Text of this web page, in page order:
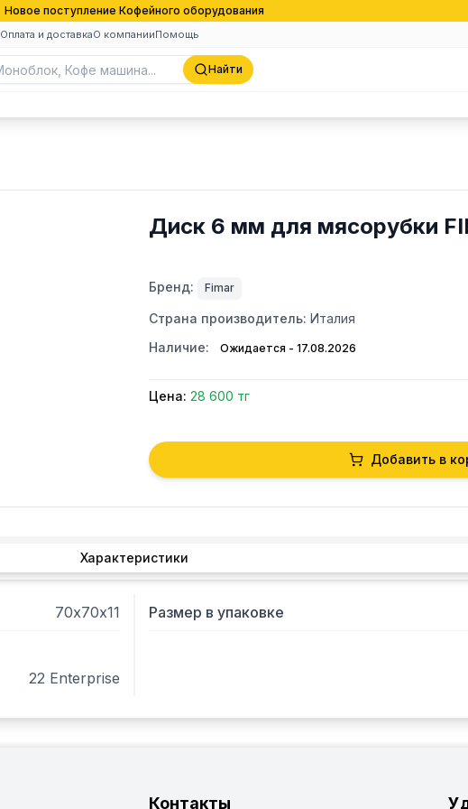
Новое поступление Кофейного оборудования
Оплата и доставкаО компанииПомощь
Найти
Диск 6 мм для мясорубки
Бренд: Fimar
Страна производитель: Италия
Наличие:
Ожидается - 17.08.2026
Цена: 28 600 тг
Добавить в
Характеристики
70х70х11 Размер в упаковке
22 Enterprise
Контакты